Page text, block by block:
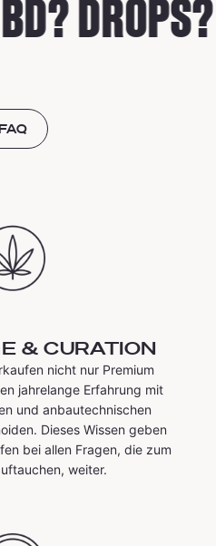
& CURATION
nicht nur Premium
jahrelange Erfahrung mit
und anbautechnischen
Dieses Wissen geben
bei allen Fragen, die zum
weiter.